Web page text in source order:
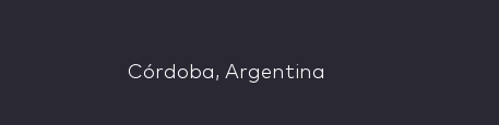
Córdoba, Argentina